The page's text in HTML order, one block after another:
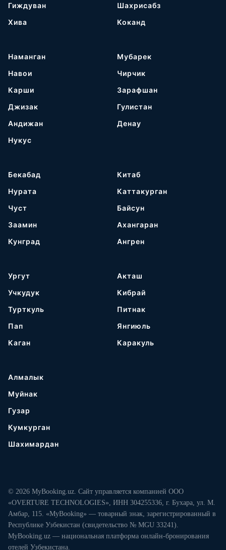
Гиждуван
Хива
Шахрисабз
Коканд
Наманган
Навои
Карши
Джизак
Андижан
Нукус
Мубарек
Чирчик
Зарафшан
Гулистан
Денау
Бекабад
Нурата
Чуст
Заамин
Кунград
Китаб
Каттакурган
Байсун
Ахангаран
Ангрен
Ургут
Учкудук
Турткуль
Пап
Каган
Акташ
Кибрай
Питнак
Янгиюль
Каракуль
Алмалык
Муйнак
Гузар
Кумкурган
Шахимардан
© 2026 MyBooking.uz. Сайт управляется компанией ООО
«OVERTURE TECHNOLOGIES», ИНН 304255336, г. Бухара, ул. М.
Амбар, 115. «MyBooking» — товарный знак, зарегистрированный в
Республике Узбекистан (свидетельство № MGU 33241).
MyBooking.uz — национальная платформа онлайн-бронирования
отелей Узбекистана.